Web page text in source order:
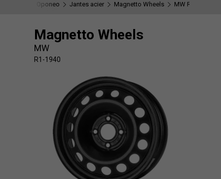
Oponeo Jantes acier Magnetto Wheels MW R1-1940
Magnetto Wheels
MW
R1-1940